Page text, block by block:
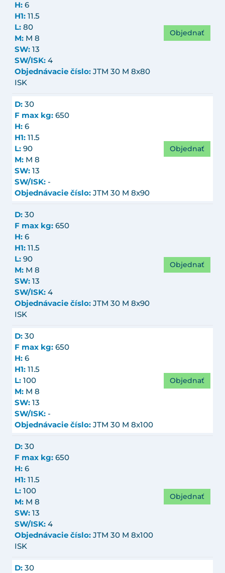
H: 6
H1: 11.5
L: 80
M: M 8
SW: 13
SW/ISK: 4
Objednávacie číslo: JTM 30 M 8x80
ISK
Objednať
D: 30
F max kg: 650
H: 6
H1: 11.5
L: 90
M: M 8
SW: 13
SW/ISK: -
Objednávacie číslo: JTM 30 M 8x90
Objednať
D: 30
F max kg: 650
H: 6
H1: 11.5
L: 90
M: M 8
SW: 13
SW/ISK: 4
Objednávacie číslo: JTM 30 M 8x90
ISK
Objednať
D: 30
F max kg: 650
H: 6
H1: 11.5
L: 100
M: M 8
SW: 13
SW/ISK: -
Objednávacie číslo: JTM 30 M 8x100
Objednať
D: 30
F max kg: 650
H: 6
H1: 11.5
L: 100
M: M 8
SW: 13
SW/ISK: 4
Objednávacie číslo: JTM 30 M 8x100
ISK
Objednať
D: 30